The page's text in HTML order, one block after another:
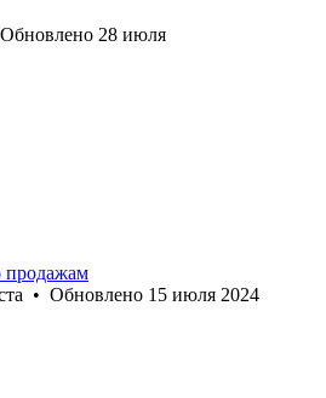
Обновлено 28 июля
продажам
• Обновлено 15 июля 2024